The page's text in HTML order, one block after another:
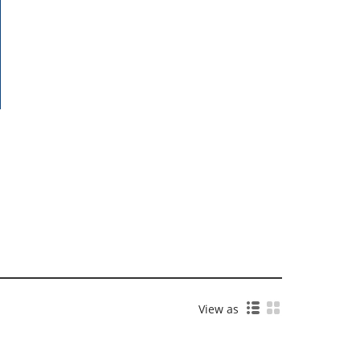
View as